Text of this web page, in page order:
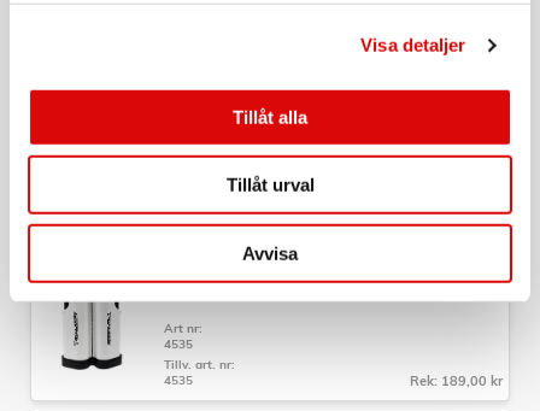
Visa detaljer
Tillåt alla
Tillåt urval
Avvisa
Rek: 189,00 kr
SPORTME
Bordtennisset
Art nr:
Tillv. art. nr:
4634
Rek: 199,00 kr
Pingisnät Utdragbart
Art nr:
4535
Tillv. art. nr:
4535
Rek: 189,00 kr